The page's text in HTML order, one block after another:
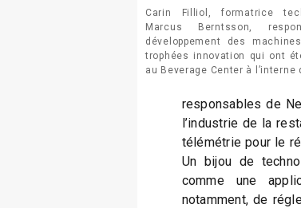
Carin Filliol, formatrice
Marcus Berntsson,
développement des
trophées innovation qui ont
au Beverage Center à l’interne
responsables de
l’industrie de la
télémétrie pour le
Un bijou de
comme une
notamment, de